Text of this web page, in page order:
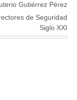
Gutiérrez Pérez
de Seguridad
Siglo XXI